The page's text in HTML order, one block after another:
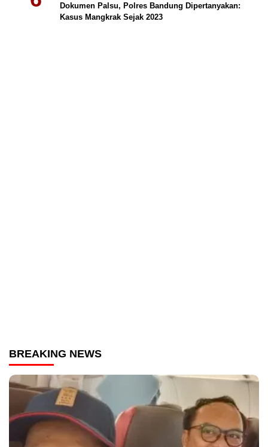
Dokumen Palsu, Polres Bandung Dipertanyakan:
Kasus Mangkrak Sejak 2023
BREAKING NEWS